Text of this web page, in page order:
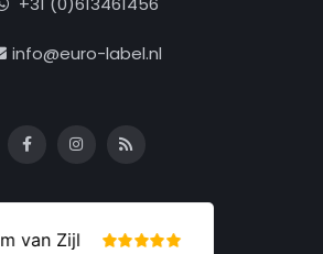
info@euro-label.nl